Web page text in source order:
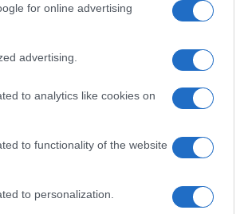
for online advertising
advertising.
to analytics like cookies on
to functionality of the website
to personalization.
de euros
que han
el expresidente
de la Expo